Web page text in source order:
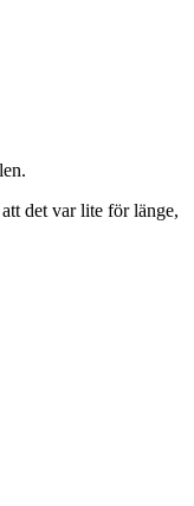
det var lite för länge,